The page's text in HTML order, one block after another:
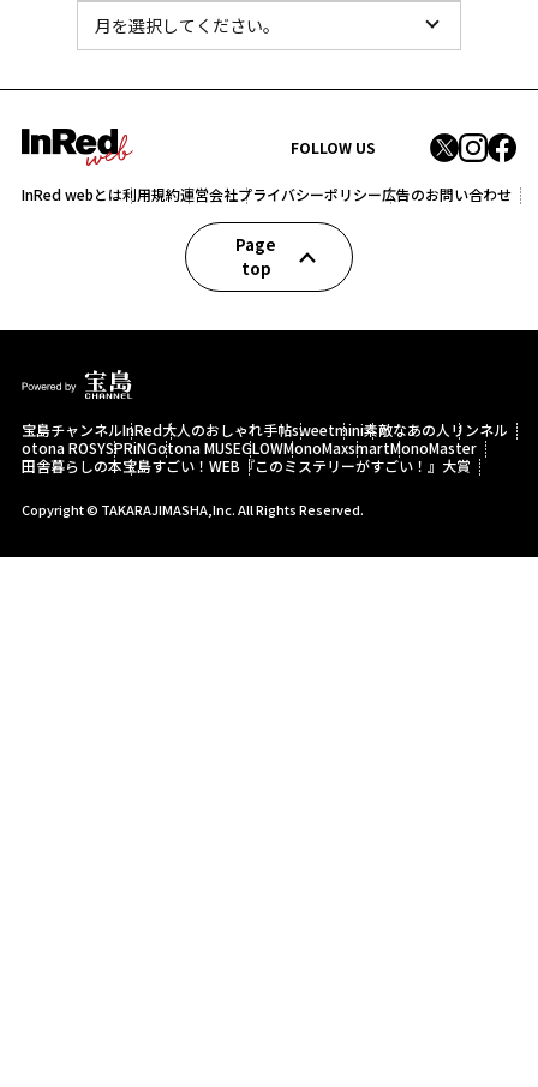
FOLLOW US
InRed webとは利用規約運営会社プライバシーポリシー広告のお問い合わせ
Page
top
宝島チャンネルInRed大人のおしゃれ手帖sweetmini素敵なあの人 リンネル
otona ROSYSPRiNGotona MUSEGLOWMonoMaxsmartMonoMaster
田舎暮らしの本宝島すごい！WEB 『このミステリーがすごい！』大賞
Copyright © TAKARAJIMASHA,Inc. All Rights Reserved.